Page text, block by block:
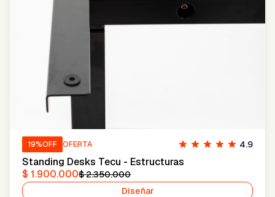
19%OFF OFERTA 4.9
Standing Desks Tecu - Estructuras
$ 1.900.000$ 2.350.000
Diseñar